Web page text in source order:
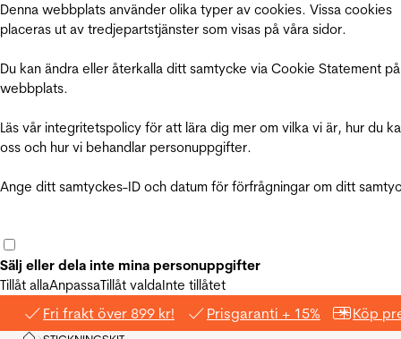
Denna webbplats använder olika typer av cookies. Vissa cookies
placeras ut av tredjepartstjänster som visas på våra sidor.
Du kan ändra eller återkalla ditt samtycke via Cookie Statement
webbplats.
Läs vår integritetspolicy för att lära dig mer om vilka vi är, hur du
oss och hur vi behandlar personuppgifter.
Ange ditt samtyckes-ID och datum för förfrågningar om ditt
Sälj eller dela inte mina personuppgifter
Tillåt allaAnpassaTillåt valdaInte tillåtet
Fri frakt över 899 kr! Prisgaranti + 15% Köp